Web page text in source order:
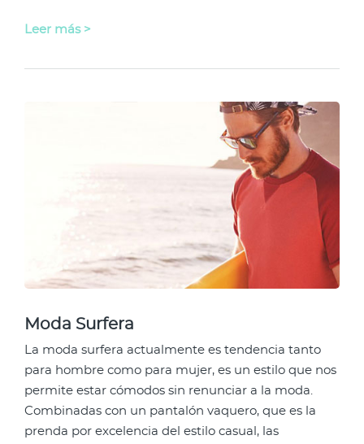
Leer más >
Moda Surfera
La moda surfera actualmente es tendencia tanto
para hombre como para mujer, es un estilo que nos
permite estar cómodos sin renunciar a la moda.
Combinadas con un pantalón vaquero, que es la
prenda por excelencia del estilo casual, las